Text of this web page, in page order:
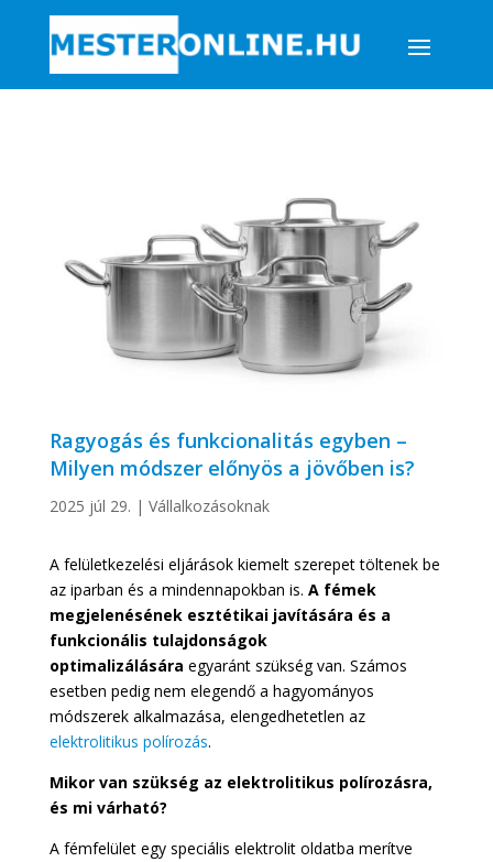
Ragyogás és funkcionalitás egyben –
Milyen módszer előnyös a jövőben is?
2025 júl 29. | Vállalkozásoknak
A felületkezelési eljárások kiemelt szerepet töltenek be
az iparban és a mindennapokban is. A fémek
megjelenésének esztétikai javítására és a
funkcionális tulajdonságok
optimalizálására egyaránt szükség van. Számos
esetben pedig nem elegendő a hagyományos
módszerek alkalmazása, elengedhetetlen az
elektrolitikus polírozás.
Mikor van szükség az elektrolitikus polírozásra,
és mi várható?
A fémfelület egy speciális elektrolit oldatba merítve